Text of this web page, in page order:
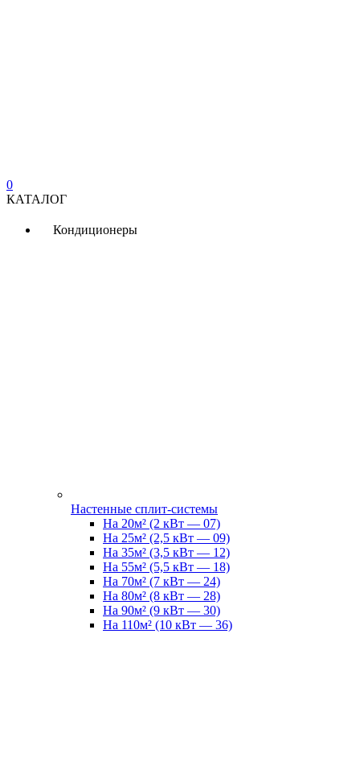
0
КАТАЛОГ
Кондиционеры
Настенные сплит-системы
На 20м² (2 кВт — 07)
На 25м² (2,5 кВт — 09)
На 35м² (3,5 кВт — 12)
На 55м² (5,5 кВт — 18)
На 70м² (7 кВт — 24)
На 80м² (8 кВт — 28)
На 90м² (9 кВт — 30)
На 110м² (10 кВт — 36)